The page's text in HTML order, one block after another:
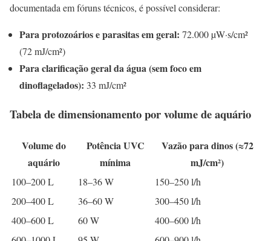
documentada em fóruns técnicos, é possível considerar:
Para protozoários e parasitas em geral: 72.000 µW·s/cm²
(72 mJ/cm²)
Para clarificação geral da água (sem foco em
dinoflagelados): 33 mJ/cm²
Tabela de dimensionamento por volume de aquário
Volume do
aquário
Potência UVC
mínima
Vazão para dinos (≈72
mJ/cm²)
100–200 L 18–36 W
150–250 l/h
200–400 L
36–60 W
300–450 l/h
400–600 L
60 W
400–600 l/h